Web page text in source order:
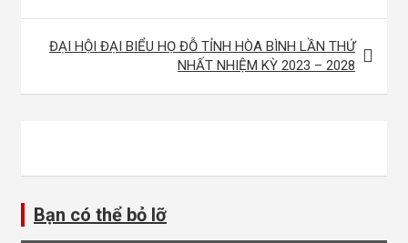
bài
viếtĐẠI HỘI ĐẠI BIỂU HỌ ĐỖ TỈNH HÒA BÌNH LẦN THỨ
NHẤT NHIỆM KỲ 2023 – 2028
Bạn có thể bỏ lỡ